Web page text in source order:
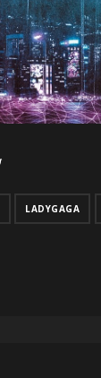
LADYGAGA